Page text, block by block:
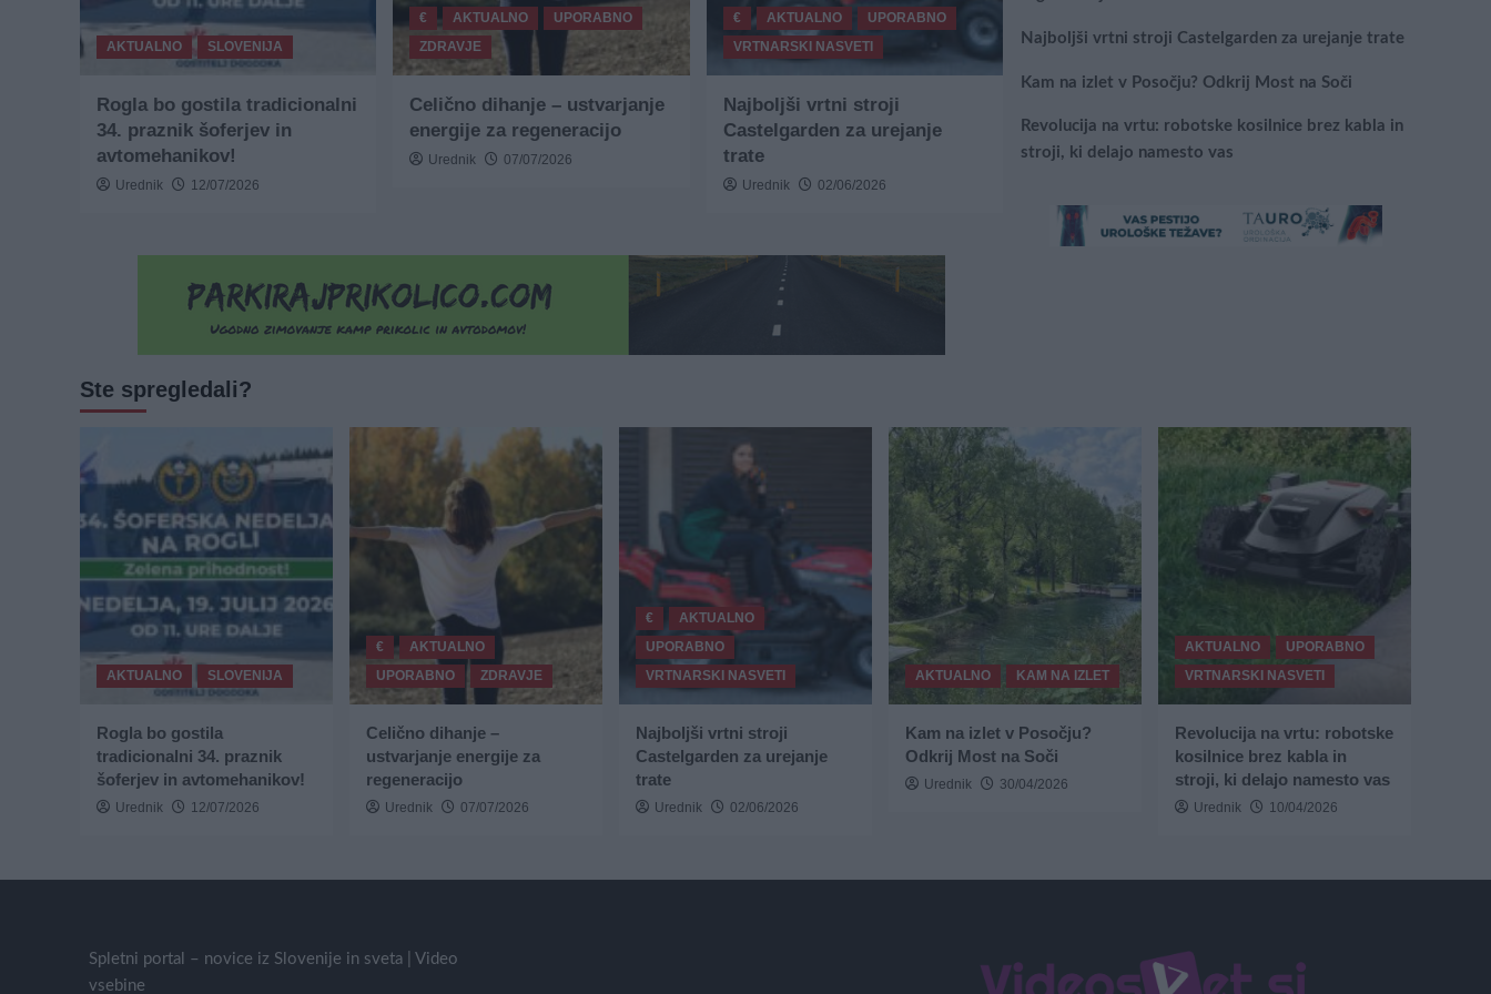
AKTUALNO SLOVENIJA
Rogla bo gostila tradicionalni
34. praznik šoferjev in
avtomehanikov!
Urednik 12/07/2026
€ AKTUALNO
UPORABNO
ZDRAVJE
Celično dihanje – ustvarjanje
energije za regeneracijo
Urednik 07/07/2026
€ AKTUALNO
UPORABNO
VRTNARSKI NASVETI
Najboljši vrtni stroji
Castelgarden za urejanje
trate
Urednik 02/06/2026
Najboljši vrtni stroji Castelgarden za urejanje trate
Kam na izlet v Posočju? Odkrij Most na Soči
Revolucija na vrtu: robotske kosilnice brez kabla in
stroji, ki delajo namesto vas
Ste spregledali?
AKTUALNO SLOVENIJA
Rogla bo gostila
tradicionalni 34. praznik
šoferjev in avtomehanikov!
Urednik 12/07/2026
€
AKTUALNO
UPORABNO
ZDRAVJE
Celično dihanje –
ustvarjanje energije za
regeneracijo
Urednik 07/07/2026
€
AKTUALNO
UPORABNO
VRTNARSKI NASVETI
Najboljši vrtni stroji
Castelgarden za urejanje
trate
Urednik 02/06/2026
AKTUALNO KAM NA IZLET
Kam na izlet v Posočju?
Odkrij Most na Soči
Urednik 30/04/2026
AKTUALNO
UPORABNO
VRTNARSKI NASVETI
Revolucija na vrtu: robotske
kosilnice brez kabla in
stroji, ki delajo namesto vas
Urednik 10/04/2026
Spletni portal – novice iz Slovenije in sveta | Video
vsebine